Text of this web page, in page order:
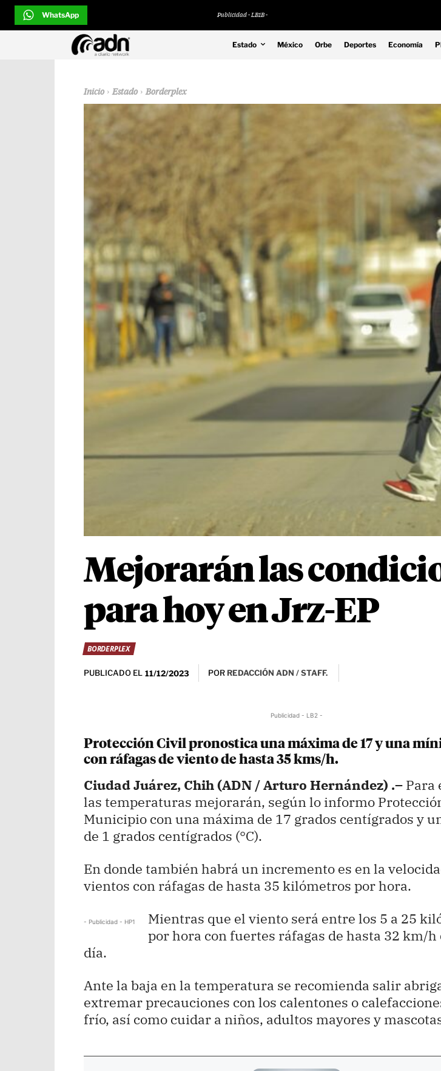
WhatsApp Publicidad - LB1B -
Estado México Orbe Deportes Economía
Inicio Estado Borderplex
Mejorarán las
para hoy en Jrz-EP
BORDERPLEX
PUBLICADO EL 11/12/2023 POR REDACCIÓN ADN / STAFF.
Publicidad - LB2 -
Protección Civil pronostica una máxima de 17 y una
con ráfagas de viento de hasta 35 kms/h.
Ciudad Juárez, Chih (ADN / Arturo Hernández) .– Para
las temperaturas mejorarán, según lo informo
Municipio con una máxima de 17 grados centígrados y
de 1 grados centígrados (°C).
En donde también habrá un incremento es en la
vientos con ráfagas de hasta 35 kilómetros por hora.
- Publicidad - HP1
Mientras que el viento será entre los 5 a 25
por hora con fuertes ráfagas de hasta 32 km/
día.
Ante la baja en la temperatura se recomienda salir
extremar precauciones con los calentones o
frío, así como cuidar a niños, adultos mayores y